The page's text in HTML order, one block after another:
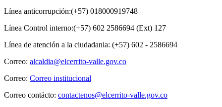
Línea anticorrupción:(+57) 018000919748
Línea Control interno:(+57) 602 2586694 (Ext) 127
Línea de atención a la ciudadania: (+57) 602 - 2586694
Correo: alcaldia@elcerrito-valle.gov.co
Correo: Correo institucional
Correo contácto: contactenos@elcerrito-valle.gov.co